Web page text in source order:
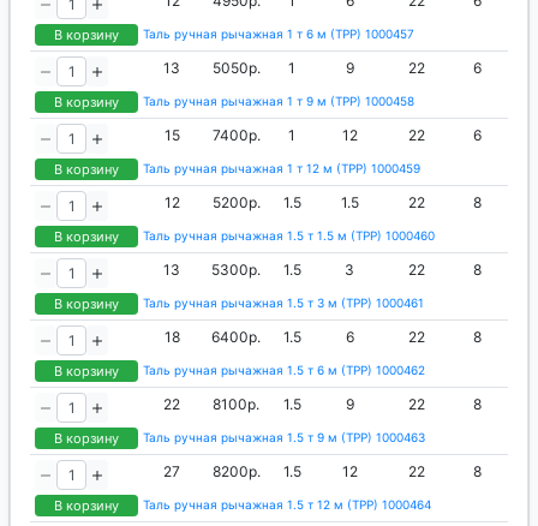
В корзину Таль ручная рычажная 1 т 6 м (ТРР) 1000457
В корзину
13 5050р. 1 9 22 6
Таль ручная рычажная 1 т 9 м (ТРР) 1000458
В корзину
15 7400р. 1 12 22 6
Таль ручная рычажная 1 т 12 м (ТРР) 1000459
В корзину
12 5200р. 1.5 1.5 22 8
Таль ручная рычажная 1.5 т 1.5 м (ТРР) 1000460
В корзину
13 5300р. 1.5 3 22 8
Таль ручная рычажная 1.5 т 3 м (ТРР) 1000461
В корзину
18 6400р. 1.5 6 22 8
Таль ручная рычажная 1.5 т 6 м (ТРР) 1000462
В корзину
22 8100р. 1.5 9 22 8
Таль ручная рычажная 1.5 т 9 м (ТРР) 1000463
В корзину
27 8200р. 1.5 12 22 8
Таль ручная рычажная 1.5 т 12 м (ТРР) 1000464